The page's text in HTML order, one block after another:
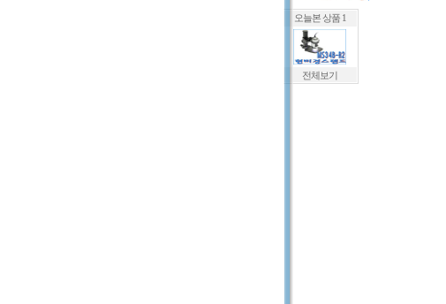
오늘본 상품 1
전체보기